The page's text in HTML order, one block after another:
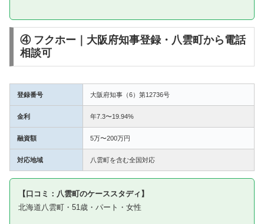
④ フクホー｜大阪府知事登録・八雲町から電話
相談可
登録番号 大阪府知事（6）第12736号
金利 年7.3〜19.94%
融資額 5万〜200万円
対応地域 八雲町を含む全国対応
【口コミ：八雲町のケーススタディ】
北海道八雲町・51歳・パート・女性